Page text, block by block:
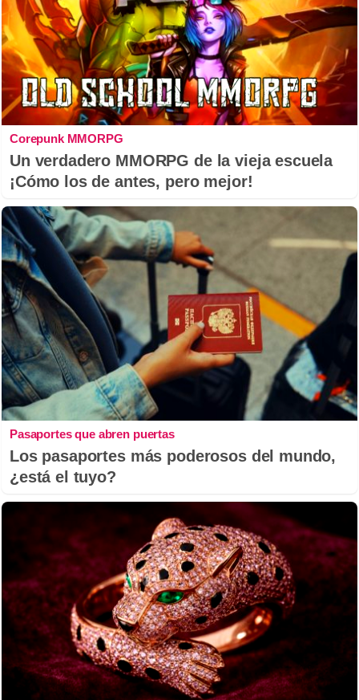
Corepunk MMORPG
Un verdadero MMORPG de la vieja escuela
¡Cómo los de antes, pero mejor!
Pasaportes que abren puertas
Los pasaportes más poderosos del mundo,
¿está el tuyo?